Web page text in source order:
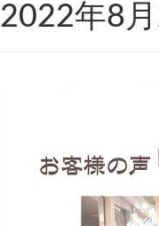
2022年8